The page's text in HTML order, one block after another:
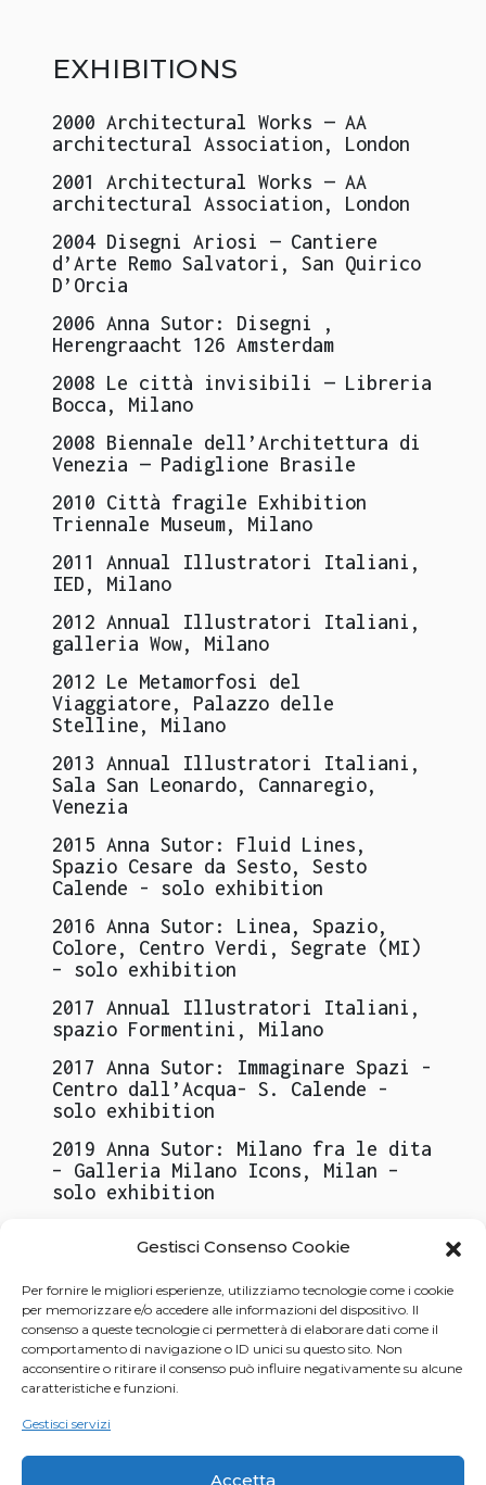
Gestisci Consenso Cookie
Per fornire le migliori esperienze, utilizziamo tecnologie come i cookie
per memorizzare e/o accedere alle informazioni del dispositivo. Il
consenso a queste tecnologie ci permetterà di elaborare dati come il
comportamento di navigazione o ID unici su questo sito. Non
acconsentire o ritirare il consenso può influire negativamente su alcune
caratteristiche e funzioni.
Gestisci servizi
Accetta
EXHIBITIONS
2000 Architectural Works ­— AA
architectural Association, London
2001 Architectural Works — AA
architectural Association, London
2004 Disegni Ariosi — Cantiere
d’Arte Remo Salvatori, San Quirico
D’Orcia
2006 Anna Sutor: Disegni ,
Herengraacht 126 Amsterdam
2008 Le città invisibili — Libreria
Bocca, Milano
2008 Biennale dell’Architettura di
Venezia — Padiglione Brasile
2010 Città fragile Exhibition
Triennale Museum, Milano
2011 Annual Illustratori Italiani,
IED, Milano
2012 Annual Illustratori Italiani,
galleria Wow, Milano
2012 Le Metamorfosi del
Viaggiatore, Palazzo delle
Stelline, Milano
2013 Annual Illustratori Italiani,
Sala San Leonardo, Cannaregio,
Venezia
2015 Anna Sutor: Fluid Lines,
Spazio Cesare da Sesto, Sesto
Calende - solo exhibition
2016 Anna Sutor: Linea, Spazio,
Colore, Centro Verdi, Segrate (MI)
– solo exhibition
2017 Annual Illustratori Italiani,
spazio Formentini, Milano
2017 Anna Sutor: Immaginare Spazi -
Centro dall’Acqua- S. Calende -
solo exhibition
2019 Anna Sutor: Milano fra le dita
– Galleria Milano Icons, Milan –
solo exhibition
– Caractère store, piazza Scala,
2022Fellini 100X100 - Exhibition
on Federico Fellini, Mantova, Museo
Diocesano - collective
2022Casa è ...- Spazio HUS, Milano
– collective exhibition
2023Tropical Milano– Galleria
Milan Icons– Milano- solo